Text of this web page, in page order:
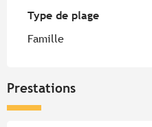
Type de plage
Type de plage
Famille
Prestations